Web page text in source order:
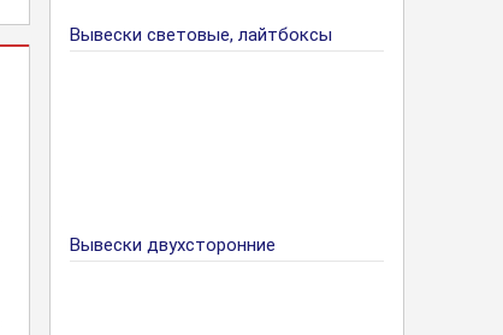
Вывески световые, лайтбоксы
Вывески двухсторонние